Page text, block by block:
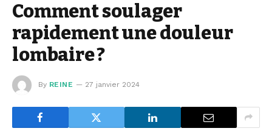
Comment soulager
rapidement une douleur
lombaire ?
By REINE 27 janvier 2024